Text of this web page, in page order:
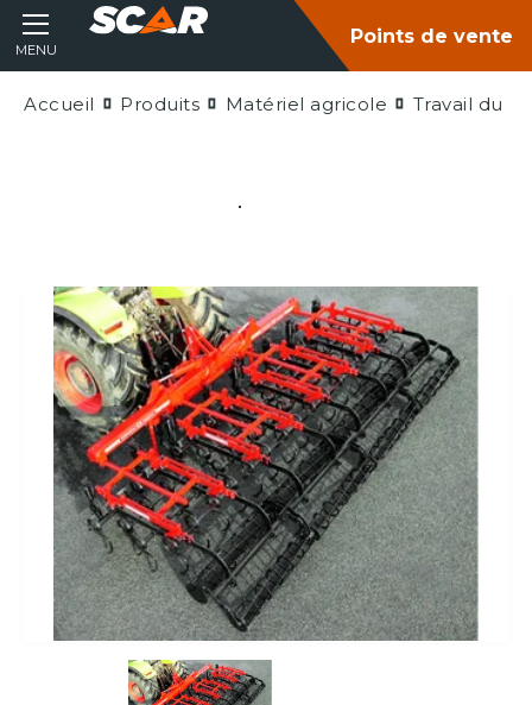
MENU
Points de vente
Accueil Produits Matériel agricole Travail du